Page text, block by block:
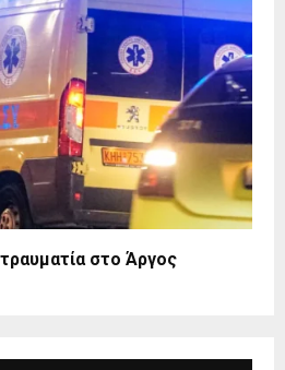
στο Άργος